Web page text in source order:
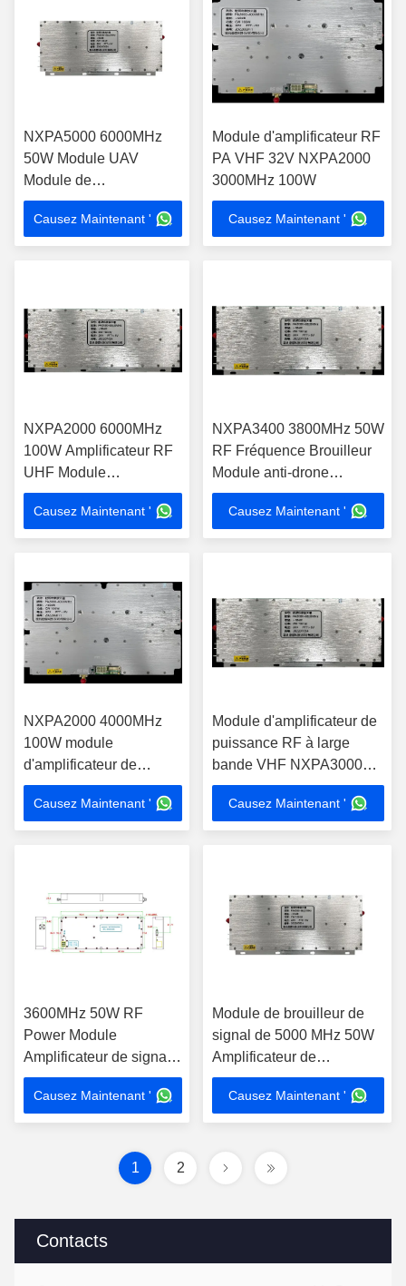
Contacts
NXPA5000 6000MHz
50W Module UAV
Module de
communication RF
Causez Maintenant '
Module d'amplificateur RF
PA VHF 32V NXPA2000
3000MHz 100W
Causez Maintenant '
NXPA2000 6000MHz
100W Amplificateur RF
UHF Module
d'amplificateur à faible
puissance
Causez Maintenant '
NXPA3400 3800MHz 50W
RF Fréquence Brouilleur
Module anti-drone
personnalisé
Causez Maintenant '
NXPA2000 4000MHz
100W module
d'amplificateur de
puissance UHF système
de brouillage RF
Causez Maintenant '
Module d'amplificateur de
puissance RF à large
bande VHF NXPA3000
6000MHz 100W
Causez Maintenant '
3600MHz 50W RF
Power Module
Amplificateur de signal
NXPA3300 OEM
Causez Maintenant '
Module de brouilleur de
signal de 5000 MHz 50W
Amplificateur de
puissance RF à large
bande NXPA4000
Causez Maintenant '
1 2